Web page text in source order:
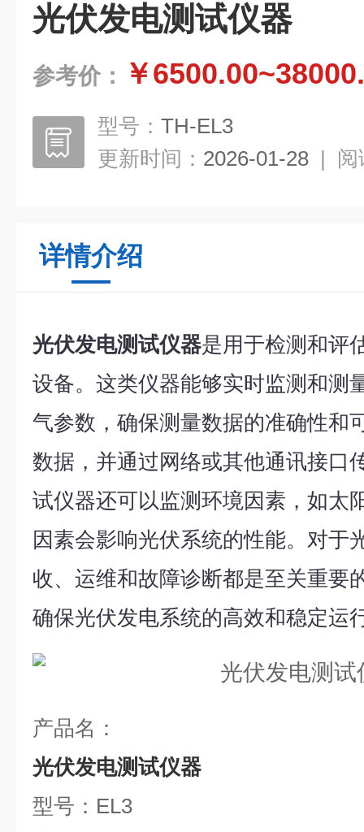
光伏发电测试仪器
参考价： ￥
型号： TH-EL3
更新时间： 2026-01-28 | 阅
详情介绍
光伏发电测试仪器是用于检测和评
设备。这类仪器能够实时监测和测
气参数， 确保测量数据的准确性和
数据，并通过网络或其他通讯接口
试仪器还可以监测环境因素，如太
因素会影响光伏系统的性能。 对于
收、运维和故障诊断都是至关重要
确保光伏发电系统的高效和稳定运
产品名：
光伏发电测试仪器
型号：EL3